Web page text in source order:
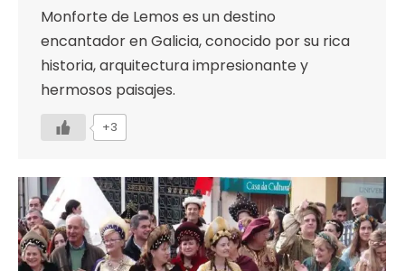
Monforte de Lemos es un destino
encantador en Galicia, conocido por su rica
historia, arquitectura impresionante y
hermosos paisajes.
+3